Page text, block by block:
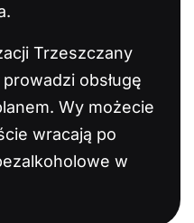
Trzeszczany
obsługę
Wy możecie
wracają po
w